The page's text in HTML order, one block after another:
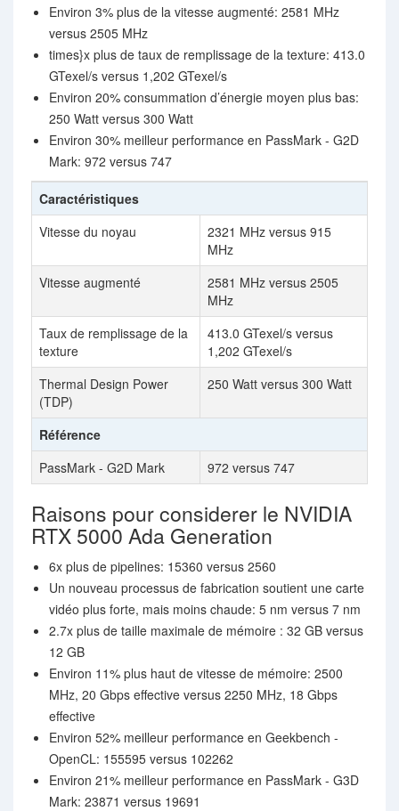
Environ 3% plus de la vitesse augmenté: 2581 MHz
versus 2505 MHz
times}x plus de taux de remplissage de la texture: 413.0
GTexel/s versus 1,202 GTexel/s
Environ 20% consummation d’énergie moyen plus bas:
250 Watt versus 300 Watt
Environ 30% meilleur performance en PassMark - G2D
Mark: 972 versus 747
Caractéristiques
Vitesse du noyau
2321 MHz versus 915
MHz
Vitesse augmenté
2581 MHz versus 2505
MHz
Taux de remplissage de la
texture
413.0 GTexel/s versus
1,202 GTexel/s
Thermal Design Power
(TDP)
250 Watt versus 300 Watt
Référence
PassMark - G2D Mark
972 versus 747
Raisons pour considerer le NVIDIA
RTX 5000 Ada Generation
6x plus de pipelines: 15360 versus 2560
Un nouveau processus de fabrication soutient une carte
vidéo plus forte, mais moins chaude: 5 nm versus 7 nm
2.7x plus de taille maximale de mémoire : 32 GB versus
12 GB
Environ 11% plus haut de vitesse de mémoire: 2500
MHz, 20 Gbps effective versus 2250 MHz, 18 Gbps
effective
Environ 52% meilleur performance en Geekbench -
OpenCL: 155595 versus 102262
Environ 21% meilleur performance en PassMark - G3D
Mark: 23871 versus 19691